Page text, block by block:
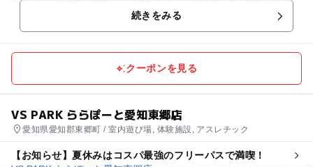
続きをみる
クーポンを見る
VS PARK ららぽーと愛知東郷店
愛知県愛知郡東郷町 / 室内遊び場, 体験施設, アスレチック
【お知らせ】夏休みはコスパ最強のフリーパスで満喫！